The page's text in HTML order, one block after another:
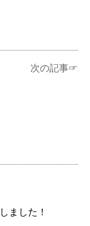
次の記事☞
ました！